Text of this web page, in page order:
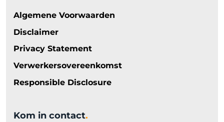
Algemene Voorwaarden
Disclaimer
Privacy Statement
Verwerkersovereenkomst
Responsible Disclosure
Kom in contact.